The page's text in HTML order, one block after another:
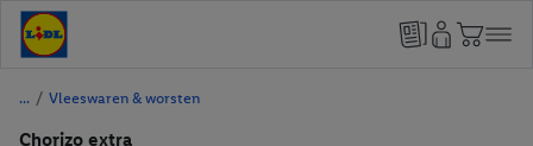
/ Vleeswaren & worsten
Chorizo extra